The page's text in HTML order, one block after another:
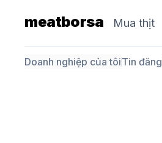
meatborsa Mua thịt
Doanh nghiệp của tôiTin đăng